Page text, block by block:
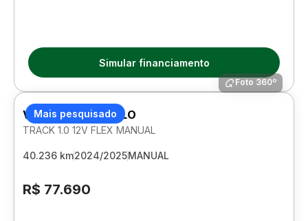
Simular financiamento
Mais pesquisado
Foto 360º
VOLKSWAGEN POLO
TRACK 1.0 12V FLEX MANUAL
40.236 km2024/2025MANUAL
R$ 77.690